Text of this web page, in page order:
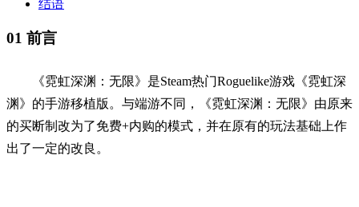
结语
01 前言
《霓虹深渊：无限》是Steam热门Roguelike游戏《霓虹深
渊》的手游移植版。与端游不同，《霓虹深渊：无限》由原来
的买断制改为了免费+内购的模式，并在原有的玩法基础上作
出了一定的改良。